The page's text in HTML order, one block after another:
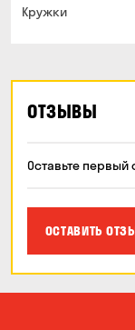
Кружки
ОТЗЫВЫ
Оставьте
ОСТАВИТЬ